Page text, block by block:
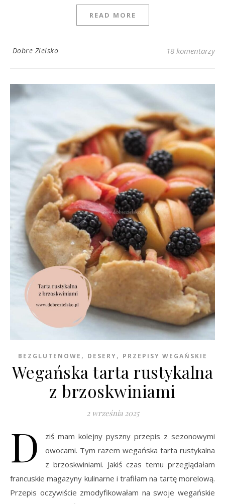
READ MORE
Dobre Zielsko 18 komentarzy
BEZGLUTENOWE , DESERY, PRZEPISY WEGAŃSKIE
Wegańska tarta rustykalna
z brzoskwiniami
2 września 2025
D
ziś mam kolejny pyszny przepis z sezonowymi
owocami. Tym razem wegańska tarta rustykalna
z brzoskwiniami. Jakiś czas temu przeglądałam
francuskie magazyny kulinarne i trafiłam na tartę morelową.
Przepis oczywiście zmodyfikowałam na swoje wegańskie